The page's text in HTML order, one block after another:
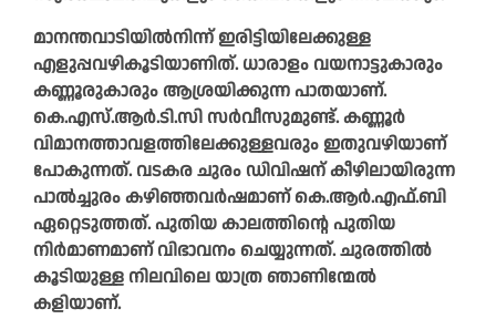
മാനന്തവാടിയിൽനിന്ന് ഇരിട്ടിയിലേക്കുള്ള
എളുപ്പവഴികൂടിയാണിത്. ധാരാളം വയനാട്ടുകാരും
കണ്ണൂരുകാരും ആശ്രയിക്കുന്ന പാതയാണ്.
കെ.എസ്.ആർ.ടി.സി സർവീസുമുണ്ട്. കണ്ണൂർ
വിമാനത്താവളത്തിലേക്കുള്ളവരും ഇതുവഴിയാണ്
പോകുന്നത്. വടകര ചുരം ഡിവിഷന് കീഴിലായിരുന്ന
പാൽച്ചുരം കഴിഞ്ഞവർഷമാണ് കെ.ആർ.എഫ്.ബി
ഏറ്റെടുത്തത്. പുതിയ കാലത്തിന്റെ പുതിയ
നിർമാണമാണ് വിഭാവനം ചെയ്യുന്നത്. ചുരത്തിൽ
കൂടിയുള്ള നിലവിലെ യാത്ര ഞാണിന്മേൽ
കളിയാണ്.